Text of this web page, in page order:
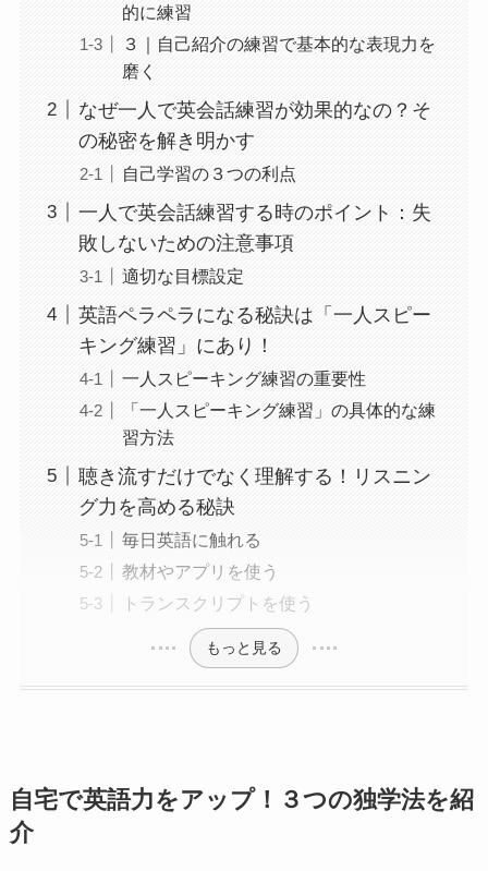
的に練習
３｜自己紹介の練習で基本的な表現力を
磨く
なぜ一人で英会話練習が効果的なの？そ
の秘密を解き明かす
自己学習の３つの利点
一人で英会話練習する時のポイント：失
敗しないための注意事項
適切な目標設定
英語ペラペラになる秘訣は「一人スピー
キング練習」にあり！
一人スピーキング練習の重要性
「一人スピーキング練習」の具体的な練
習方法
聴き流すだけでなく理解する！リスニン
グ力を高める秘訣
毎日英語に触れる
教材やアプリを使う
トランスクリプトを使う
もっと見る
自宅で英語力をアップ！３つの独学法を紹
介